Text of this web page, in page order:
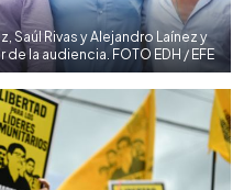
Saúl Rivas y Alejandro Laínez y
la audiencia. FOTO EDH / EFE